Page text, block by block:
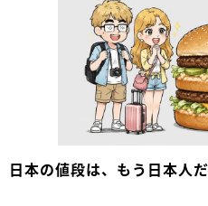
日本の値段は、もう日本人